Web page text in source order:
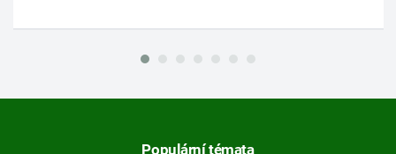
Populární témata